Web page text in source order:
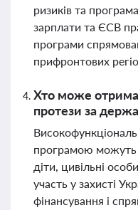
ризиків та
зарплати та ЄСВ
програми
прифронтових
Хто може
протези за
програмою можуть
діти, цивільні
участь у захисті
фінансування і